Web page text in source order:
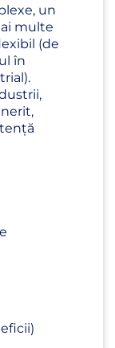
un
multe
(de
în